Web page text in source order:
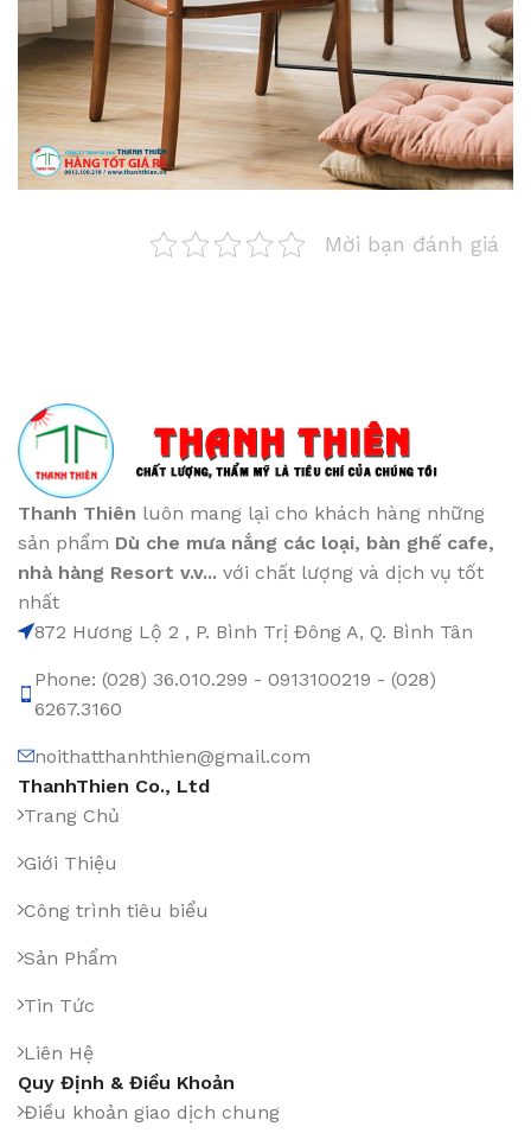
Mời bạn đánh giá
Thanh Thiên luôn mang lại cho khách hàng những
sản phẩm Dù che mưa nắng các loại, bàn ghế cafe,
nhà hàng Resort v.v... với chất lượng và dịch vụ tốt
nhất
872 Hương Lộ 2 , P. Bình Trị Đông A, Q. Bình Tân
Phone: (028) 36.010.299 - 0913100219 - (028)
6267.3160
noithatthanhthien@gmail.com
ThanhThien Co., Ltd
Trang Chủ
Giới Thiệu
Công trình tiêu biểu
Sản Phẩm
Tin Tức
Liên Hệ
Quy Định & Điều Khoản
Điều khoản giao dịch chung